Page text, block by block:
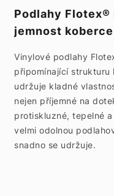
Podlahy
jemnost
Vinylové podlahy
připomínající strukturu
udržuje kladné
nejen příjemné na
protiskluzné, tepelné
velmi odolnou
snadno se udržuje.